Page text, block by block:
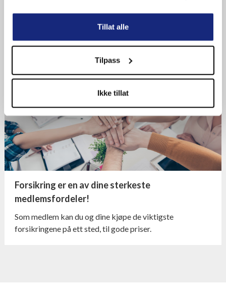
Tillat alle
Tilpass
Ikke tillat
Klarer du deg med halv lønn? Gapet mellom lønn og
uføretrygd er ekstra stort hvis du tjener godt.
Forsikring er en av dine sterkeste
medlemsfordeler!
Som medlem kan du og dine kjøpe de viktigste
forsikringene på ett sted, til gode priser.